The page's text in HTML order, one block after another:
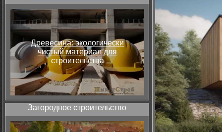
Древесина: экологически
чистый материал для
строительства
Загородное строительство